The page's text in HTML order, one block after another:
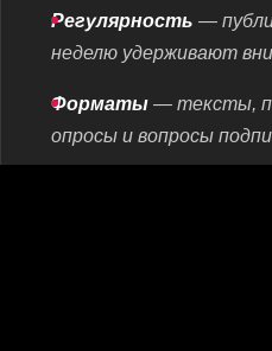
Регулярность —
неделю удерживают
Форматы — тексты,
опросы и вопросы